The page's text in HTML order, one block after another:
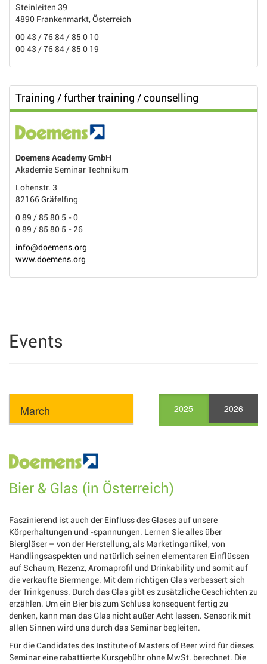
Steinleiten 39
4890 Frankenmarkt, Österreich
00 43 / 76 84 / 85 0 10
00 43 / 76 84 / 85 0 19
Training / further training / counselling
Doemens Academy GmbH
Akademie Seminar Technikum
Lohenstr. 3
82166 Gräfelfing
0 89 / 85 80 5 - 0
0 89 / 85 80 5 - 26
info@doemens.org
www.doemens.org
Events
2025 2026
Bier & Glas (in Österreich)
Faszinierend ist auch der Einfluss des Glases auf unsere
Körperhaltungen und -spannungen. Lernen Sie alles über
Biergläser – von der Herstellung, als Marketingartikel, von
Handlingsaspekten und natürlich seinen elementaren Einflüssen
auf Schaum, Rezenz, Aromaprofil und Drinkability und somit auf
die verkaufte Biermenge. Mit dem richtigen Glas verbessert sich
der Trinkgenuss. Durch das Glas gibt es zusätzliche Geschichten zu
erzählen. Um ein Bier bis zum Schluss konsequent fertig zu
denken, kann man das Glas nicht außer Acht lassen. Sensorik mit
allen Sinnen wird uns durch das Seminar begleiten.
Für die Candidates des Institute of Masters of Beer wird für dieses
Seminar eine rabattierte Kursgebühr ohne MwSt. berechnet. Die